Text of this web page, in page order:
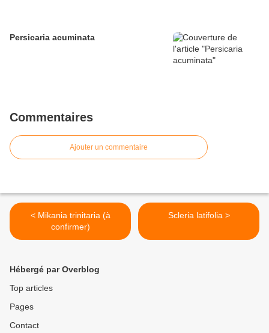
Persicaria acuminata
Commentaires
Ajouter un commentaire
< Mikania trinitaria (à
confirmer)
Scleria latifolia >
Hébergé par Overblog
Top articles
Pages
Contact